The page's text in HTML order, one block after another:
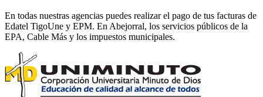
En todas nuestras agencias puedes realizar el pago de tus facturas de
Edatel TigoUne y EPM. En Abejorral, los servicios públicos de la
EPA, Cable Más y los impuestos municipales.